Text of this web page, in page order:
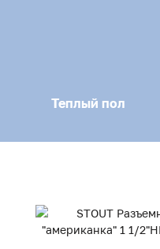
Теплый пол